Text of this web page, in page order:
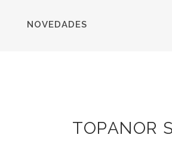
NOVEDADES
TOPANOR